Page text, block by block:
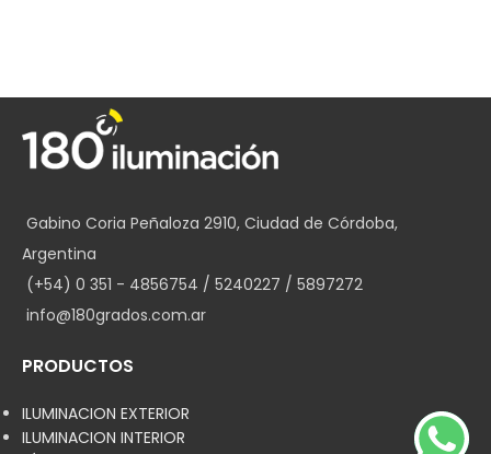
Gabino Coria Peñaloza 2910, Ciudad de Córdoba,
Argentina
(+54) 0 351 - 4856754 / 5240227 / 5897272
info@180grados.com.ar
PRODUCTOS
ILUMINACION EXTERIOR
ILUMINACION INTERIOR